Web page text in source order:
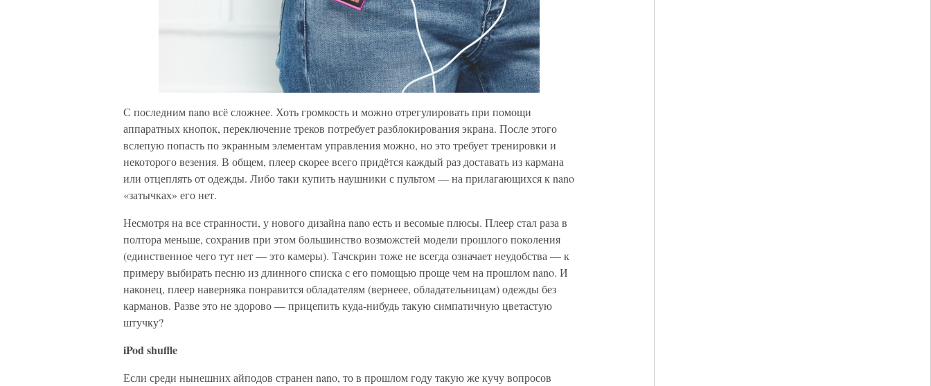
С последним nano всё сложнее. Хоть громкость и можно отрегулировать при помощи
аппаратных кнопок, переключение треков потребует разблокирования экрана. После этого
вслепую попасть по экранным элементам управления можно, но это требует тренировки и
некоторого везения. В общем, плеер скорее всего придётся каждый раз доставать из кармана
или отцеплять от одежды. Либо таки купить наушники с пультом — на прилагающихся к nano
«затычках» его нет.
Несмотря на все странности, у нового дизайна nano есть и весомые плюсы. Плеер стал раза в
полтора меньше, сохранив при этом большинство возможстей модели прошлого поколения
(единственное чего тут нет — это камеры). Тачскрин тоже не всегда означает неудобства — к
примеру выбирать песню из длинного списка с его помощью проще чем на прошлом nano. И
наконец, плеер наверняка понравится обладателям (вернеее, обладательницам) одежды без
карманов. Разве это не здорово — прицепить куда-нибудь такую симпатичную цветастую
штучку?
iPod shuffle
Если среди нынешних айподов странен nano, то в прошлом году такую же кучу вопросов